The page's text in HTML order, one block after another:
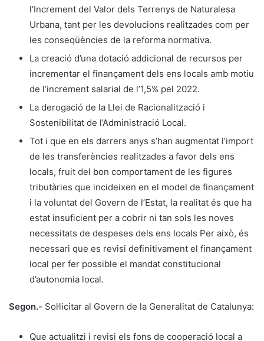
l’Increment del Valor dels Terrenys de Naturalesa
Urbana, tant per les devolucions realitzades com per
les conseqüències de la reforma normativa.
La creació d’una dotació addicional de recursos per
incrementar el finançament dels ens locals amb motiu
de l’increment salarial de l’1,5% pel 2022.
La derogació de la Llei de Racionalització i
Sostenibilitat de l’Administració Local.
Tot i que en els darrers anys s’han augmentat l’import
de les transferències realitzades a favor dels ens
locals, fruit del bon comportament de les figures
tributàries que incideixen en el model de finançament
i la voluntat del Govern de l’Estat, la realitat és que ha
estat insuficient per a cobrir ni tan sols les noves
necessitats de despeses dels ens locals Per això, és
necessari que es revisi definitivament el finançament
local per fer possible el mandat constitucional
d’autonomia local.
Segon.- Sol·licitar al Govern de la Generalitat de Catalunya:
Que actualitzi i revisi els fons de cooperació local a